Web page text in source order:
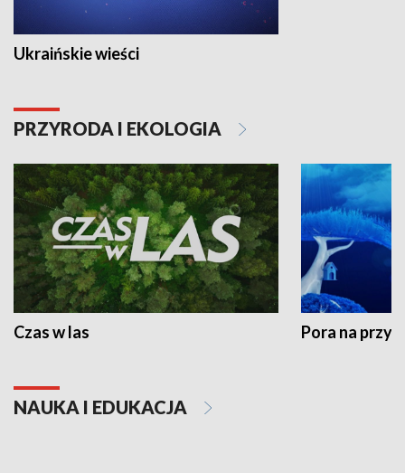
Ukraińskie wieści
PRZYRODA I EKOLOGIA
Czas w las Pora na
NAUKA I EDUKACJA